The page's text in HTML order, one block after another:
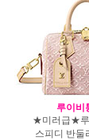
루이비
★미러급★루
스피디 반둘